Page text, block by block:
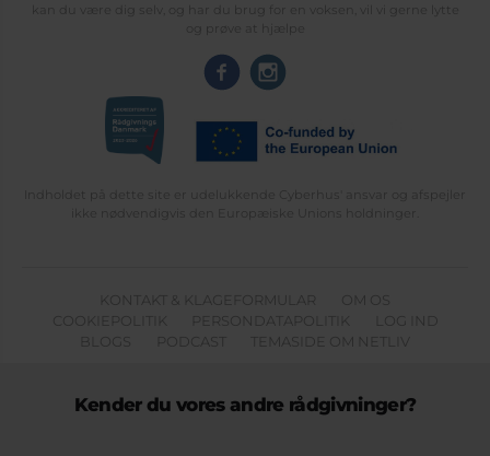
kan du være dig selv, og har du brug for en voksen, vil vi gerne lytte
og prøve at hjælpe
Indholdet på dette site er udelukkende Cyberhus' ansvar og afspejler
ikke nødvendigvis den Europæiske Unions holdninger.
KONTAKT & KLAGEFORMULAR
OM OS
COOKIEPOLITIK
PERSONDATAPOLITIK
LOG IND
BLOGS
PODCAST TEMASIDE OM NETLIV
Kender du vores andre rådgivninger?